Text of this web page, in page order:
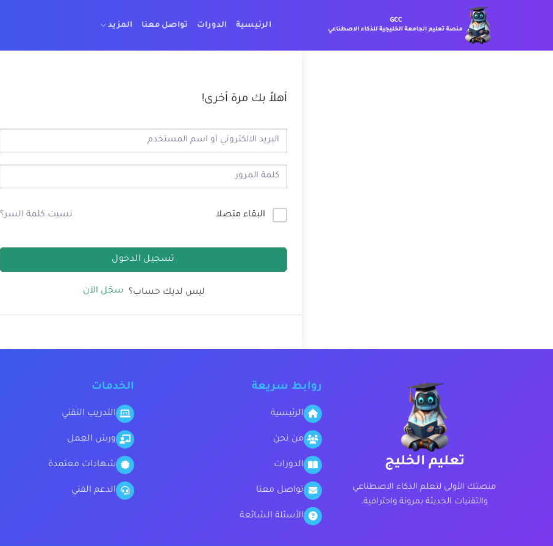
الرئيسية الدورات تواصل معنا المزيد
أهلاً بك مرة أخرى!
البقاء متصلا نسيت كلمة السر؟
تسجيل الدخول
ليس لديك حساب؟ سجّل الآن
تعليم الخليج
منصتك الأولى لتعلم الذكاء الاصطناعي
والتقنيات الحديثة بمرونة واحترافية.
روابط سريعة
الرئيسية
من نحن
الدورات
تواصل معنا
الأسئلة الشائعة
الخدمات
التدريب التقني
ورش العمل
شهادات معتمدة
الدعم الفني